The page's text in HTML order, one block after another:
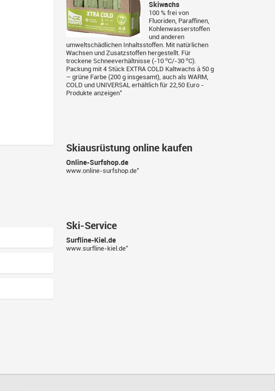
Skiwachs
100 % frei von
Fluoriden, Paraffinen,
Kohlenwasserstoffen
und anderen
umweltschädlichen Inhaltsstoffen. Mit natürlichen
Wachsen und Zusatzstoffen hergestellt. Für
trockene Schneeverhältnisse (-10 ºC/-30 ºC).
Packung mit 4 Stück EXTRA COLD Kaltwachs à 50 g
– grüne Farbe (200 g insgesamt), auch als WARM,
COLD und UNIVERSAL erhältlich für 22,50 Euro -
Produkte anzeigen*
Skiausrüstung online kaufen
Online-Surfshop.de
www.online-surfshop.de*
Ski-Service
Surfline-Kiel.de
www.surfline-kiel.de*